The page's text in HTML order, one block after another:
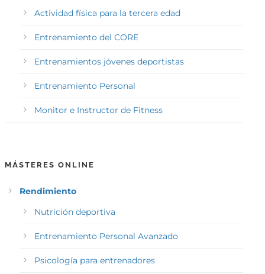
Actividad física para la tercera edad
Entrenamiento del CORE
Entrenamientos jóvenes deportistas
Entrenamiento Personal
Monitor e Instructor de Fitness
MÁSTERES ONLINE
Rendimiento
Nutrición deportiva
Entrenamiento Personal Avanzado
Psicología para entrenadores